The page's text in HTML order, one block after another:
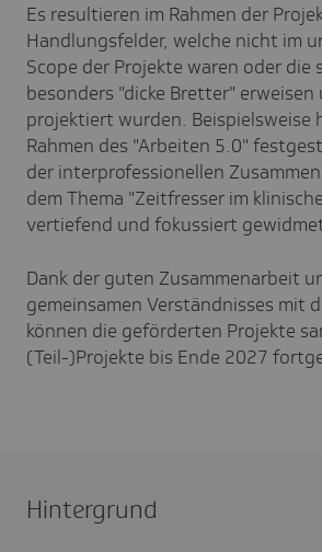
Es resultieren im Rahmen der
Handlungsfelder, welche nicht im
Scope der Projekte waren oder die
besonders "dicke Bretter"
projektiert wurden. Beispielsweise
Rahmen des "Arbeiten 5.0"
der interprofessionellen
dem Thema "Zeitfresser im
vertiefend und fokussiert
Dank der guten Zusammenarbeit
gemeinsamen Verständnisses mit
können die geförderten Projekte
(Teil-)Projekte bis Ende 2027
Hintergrund